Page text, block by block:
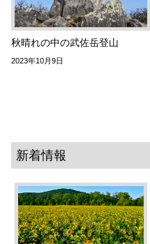
秋晴れの中の武佐岳登山
2023年10月9日
新着情報